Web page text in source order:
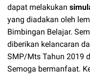
dapat melakukan
yang diadakan oleh
Bimbingan Belajar.
diberikan kelancaran
SMP/Mts Tahun 2019
Semoga bermanfaat.